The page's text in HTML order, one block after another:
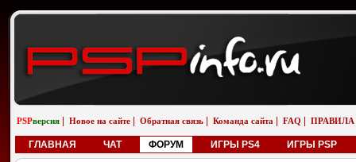
PSPверсия Новое на сайте Обратная связь Команда сайта FAQ ПРАВИЛА
ГЛАВНАЯ ЧАТ ФОРУМ ИГРЫ PS4 ИГРЫ PSP